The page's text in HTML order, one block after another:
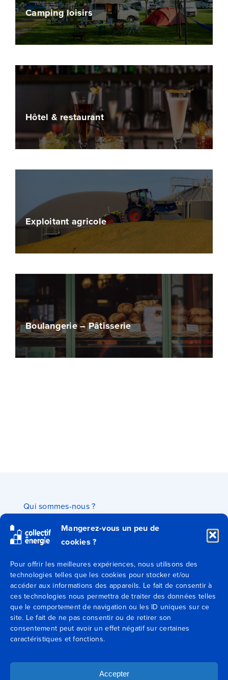
Mangerez-vous un peu de
cookies ?
Pour offrir les meilleures expériences, nous utilisons des
technologies telles que les cookies pour stocker et/ou
accéder aux informations des appareils. Le fait de consentir à
ces technologies nous permettra de traiter des données telles
que le comportement de navigation ou les ID uniques sur ce
site. Le fait de ne pas consentir ou de retirer son
consentement peut avoir un effet négatif sur certaines
caractéristiques et fonctions.
Accepter
Camping loisirs
Hôtel & restaurant
Exploitant agricole
Boulangerie – Pâtisserie
Qui sommes-nous ?
Secteurs
Expertises
Blog
Agences
Contactez-nous